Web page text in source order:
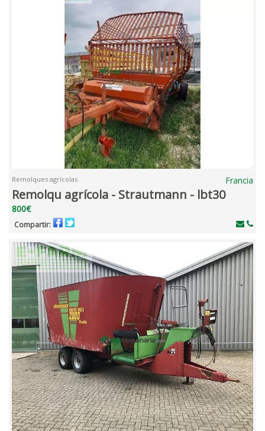
Remolques agrícolas Francia
Remolqu agrícola - Strautmann - lbt30
800€
Compartir: